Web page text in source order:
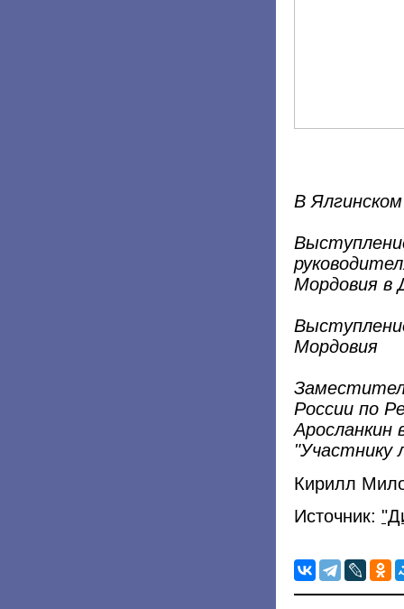
В
Мордовия в
Мордовия
России по
Аросланкин
"Участнику
Кирилл
Источник: